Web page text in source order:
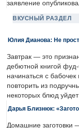
заявление
ВКУСНЫЙ РАЗДЕЛ
Юлия Дианова: Не
Завтрак — это
дебютной книгой
начинаться с
повторить из
некоторых блюд
Дарья Близнюк:
Домашние заготовки